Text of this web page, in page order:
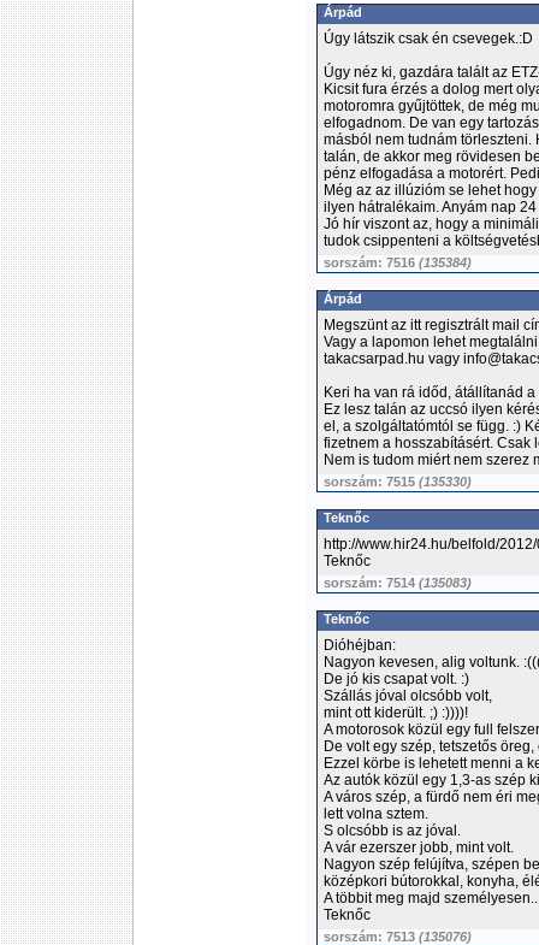
Árpád
Úgy látszik csak én csevegek.:D
Úgy néz ki, gazdára talált az
Kicsit fura érzés a dolog mert
motoromra gyűjtöttek, de még
elfogadnom. De van egy
másból nem tudnám
talán, de akkor meg rövidesen
pénz elfogadása a motorért.
Még az az illúzióm se lehet
ilyen hátralékaim. Anyám nap
Jó hír viszont az, hogy a
tudok csippenteni a
sorszám: 7516 (135384)
Árpád
Megszünt az itt regisztrált mail
Vagy a lapomon lehet
takacsarpad.hu vagy
Keri ha van rá időd, átállítanád
Ez lesz talán az uccsó ilyen
el, a szolgáltatómtól se függ. :)
fizetnem a hosszabításért. Csak
Nem is tudom miért nem szerez
sorszám: 7515 (135330)
Teknőc
http://www.hir24.hu/belfold/
Teknőc
sorszám: 7514 (135083)
Teknőc
Dióhéjban:
Nagyon kevesen, alig voltunk.
De jó kis csapat volt. :)
Szállás jóval olcsóbb volt,
mint ott kiderült. ;) :))))!
A motorosok közül egy full
De volt egy szép, tetszetős
Ezzel körbe is lehetett menni a
Az autók közül egy 1,3-as szép
A város szép, a fürdő nem éri
lett volna sztem.
S olcsóbb is az jóval.
A vár ezerszer jobb, mint volt.
Nagyon szép felújítva, szépen
középkori bútorokkal, konyha,
A többit meg majd
Teknőc
sorszám: 7513 (135076)